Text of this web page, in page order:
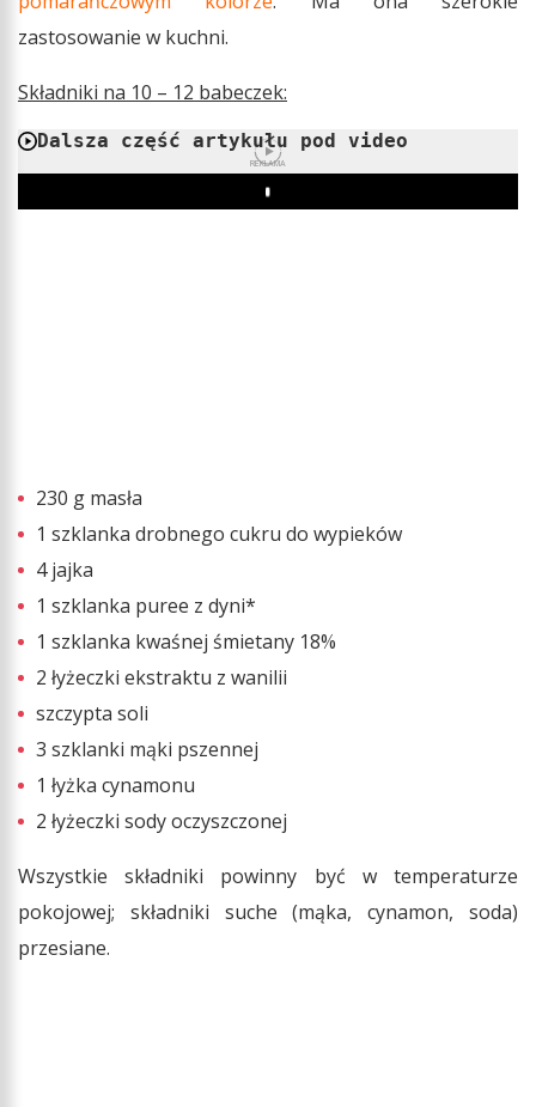
zastosowanie w kuchni.
Składniki na 10 – 12 babeczek:
Dalsza część artykułu pod video
REKLAMA
Play
230 g masła
1 szklanka drobnego cukru do wypieków
4 jajka
1 szklanka puree z dyni*
1 szklanka kwaśnej śmietany 18%
2 łyżeczki ekstraktu z wanilii
szczypta soli
3 szklanki mąki pszennej
1 łyżka cynamonu
2 łyżeczki sody oczyszczonej
Wszystkie składniki powinny być w temperaturze
pokojowej; składniki suche (mąka, cynamon, soda)
przesiane.